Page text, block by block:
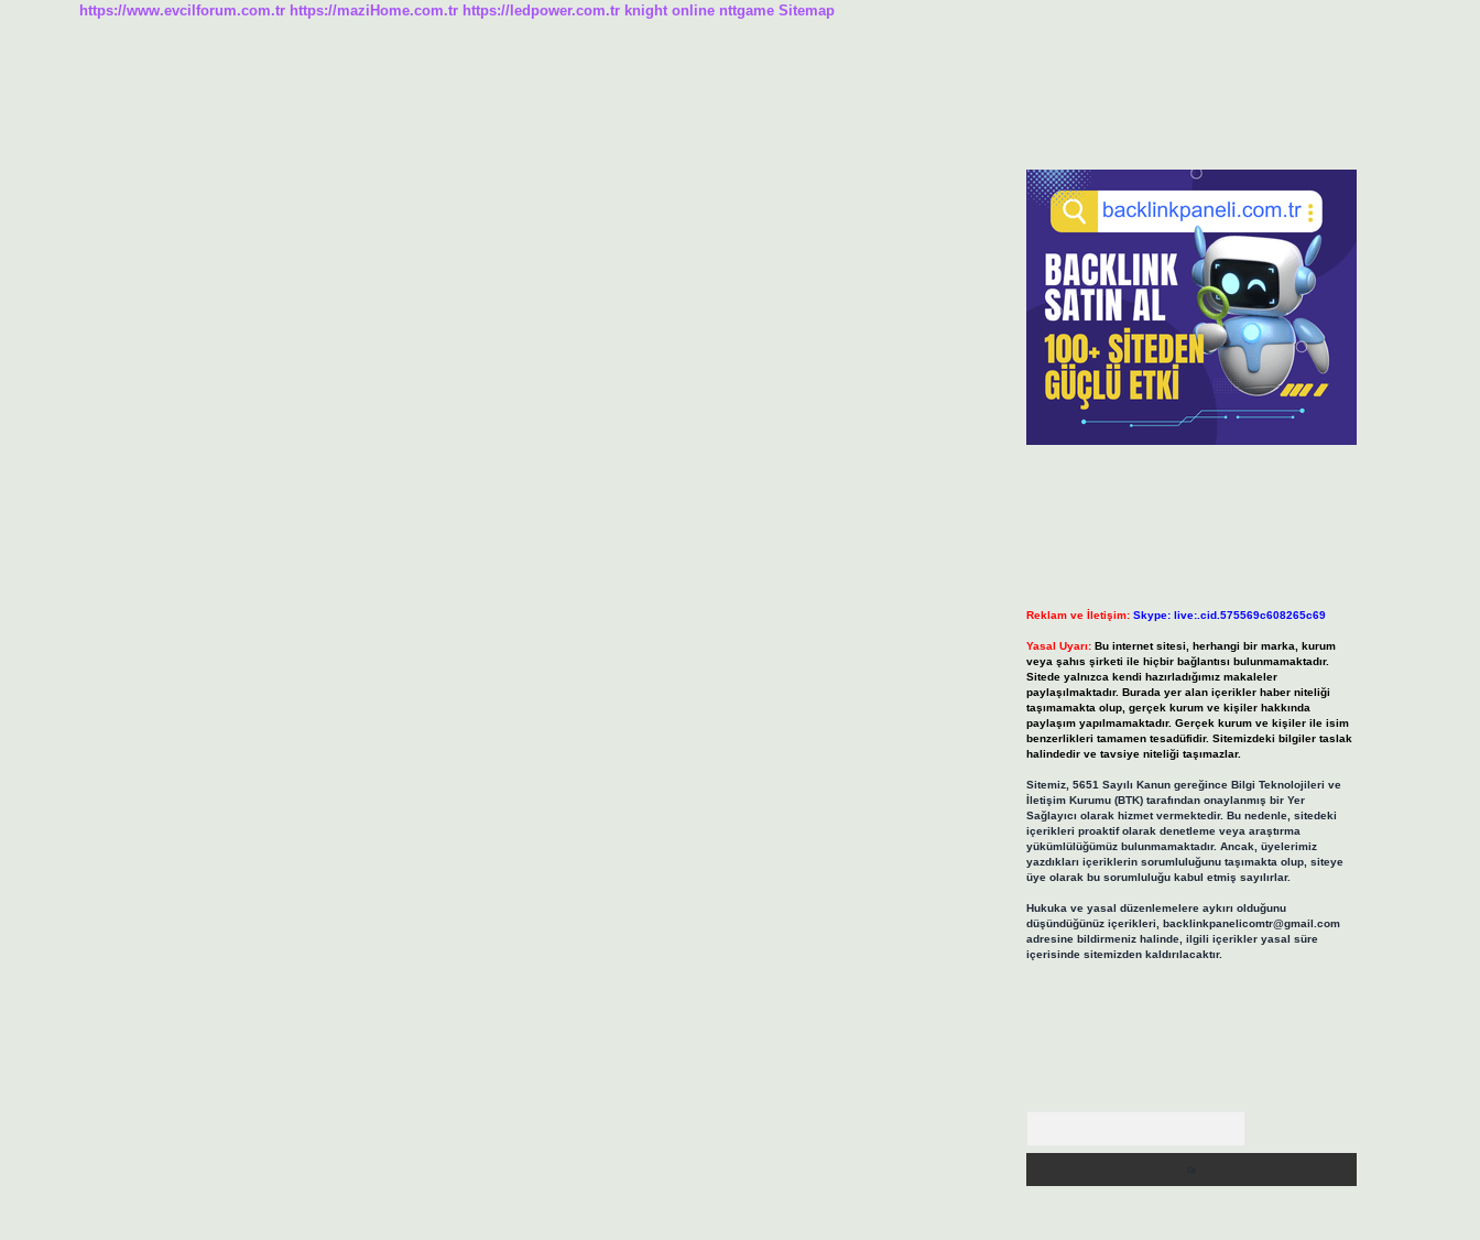
https://www.evcilforum.com.tr https://maziHome.com.tr https://ledpower.com.tr knight online nttgame Sitemap
Reklam ve İletişim: Skype: live:.cid.575569c608265c69
Yasal Uyarı: Bu internet sitesi, herhangi bir marka, kurum
veya şahıs şirketi ile hiçbir bağlantısı bulunmamaktadır.
Sitede yalnızca kendi hazırladığımız makaleler
paylaşılmaktadır. Burada yer alan içerikler haber niteliği
taşımamakta olup, gerçek kurum ve kişiler hakkında
paylaşım yapılmamaktadır. Gerçek kurum ve kişiler ile isim
benzerlikleri tamamen tesadüfidir. Sitemizdeki bilgiler taslak
halindedir ve tavsiye niteliği taşımazlar.
Sitemiz, 5651 Sayılı Kanun gereğince Bilgi Teknolojileri ve
İletişim Kurumu (BTK) tarafından onaylanmış bir Yer
Sağlayıcı olarak hizmet vermektedir. Bu nedenle, sitedeki
içerikleri proaktif olarak denetleme veya araştırma
yükümlülüğümüz bulunmamaktadır. Ancak, üyelerimiz
yazdıkları içeriklerin sorumluluğunu taşımakta olup, siteye
üye olarak bu sorumluluğu kabul etmiş sayılırlar.
Hukuka ve yasal düzenlemelere aykırı olduğunu
düşündüğünüz içerikleri, backlinkpanelicomtr@gmail.com
adresine bildirmeniz halinde, ilgili içerikler yasal süre
içerisinde sitemizden kaldırılacaktır.